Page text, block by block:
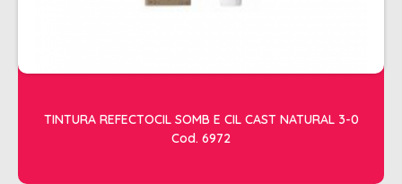
TINTURA REFECTOCIL SOMB E CIL CAST NATURAL 3-0
Cod. 6972